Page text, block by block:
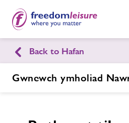
English Cymraeg
Canolfan Hamdden
Back to Hafan
Gwnewch ymholiad